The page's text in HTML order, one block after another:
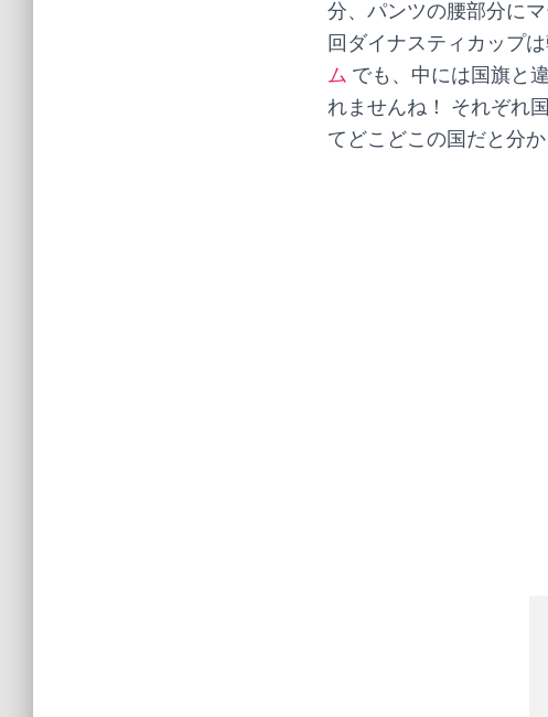
分、パンツの腰部分に
回ダイナスティカップ
ム でも、中には国旗と
れませんね！ それぞれ
てどこどこの国だと分